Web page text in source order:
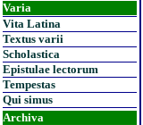
Varia
Vita Latina
Textus varii
Scholastica
Epistulae lectorum
Tempestas
Qui simus
Archiva